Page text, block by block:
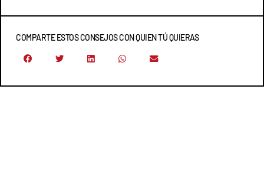
COMPARTE ESTOS CONSEJOS CON QUIEN TÚ QUIERAS